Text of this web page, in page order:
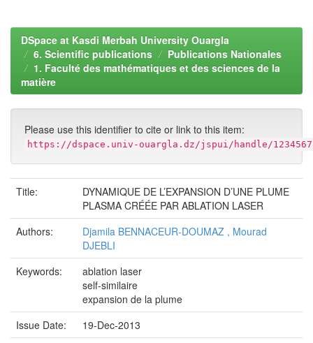
DSpace at Kasdi Merbah University Ouargla
6. Scientific publications
Publications Nationales
1. Faculté des mathématiques et des sciences de la
matière
Please use this identifier to cite or link to this item:
https://dspace.univ-ouargla.dz/jspui/handle/
Title:
DYNAMIQUE DE L’EXPANSION D’UNE PLUME
PLASMA CRÉÉE PAR ABLATION LASER
Authors:
Djamila BENNACEUR-DOUMAZ , Mourad
DJEBLI
Keywords:
ablation laser
self-similaire
expansion de la plume
Issue Date:
19-Dec-2013